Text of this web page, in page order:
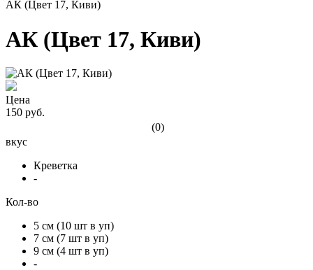
АК (Цвет 17, Киви)
АК (Цвет 17, Киви)
Цена
150 руб.
(0)
вкус
Креветка
-
Кол-во
5 см (10 шт в уп)
7 см (7 шт в уп)
9 см (4 шт в уп)
-